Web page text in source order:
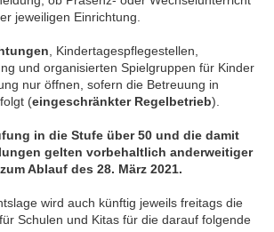
jeweiligen Einrichtung.
, Kindertagespflegestellen,
und organisierten Spielgruppen für Kinder
nur öffnen, sofern die Betreuung in
(eingeschränkter Regelbetrieb).
in die Stufe über 50 und die damit
gelten vorbehaltlich anderweitiger
Ablauf des 28. März 2021.
wird auch künftig jeweils freitags die
Schulen und Kitas für die darauf folgende